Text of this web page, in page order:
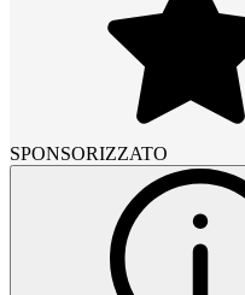
SPONSORIZZATO